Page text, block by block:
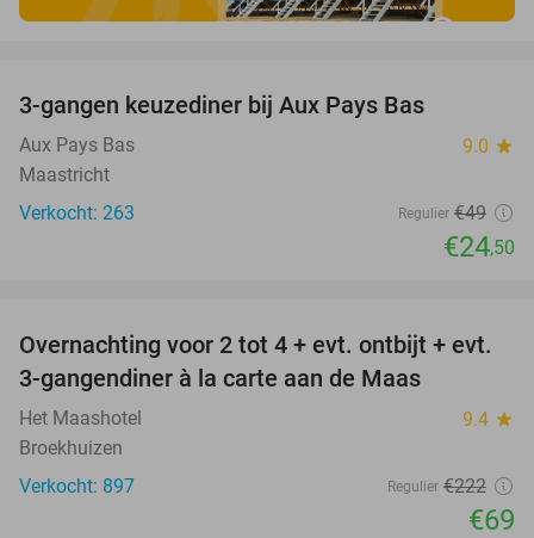
3-gangen keuzediner bij Aux Pays Bas
Aux Pays Bas 9.0 star
Maastricht
Verkocht: 263
Regulier €49
€24,50
69%
Overnachting voor 2 tot 4 + evt. ontbijt + evt.
3-gangendiner à la carte aan de Maas
Het Maashotel 9.4 star
Broekhuizen
Verkocht: 897
Regulier €222
€69